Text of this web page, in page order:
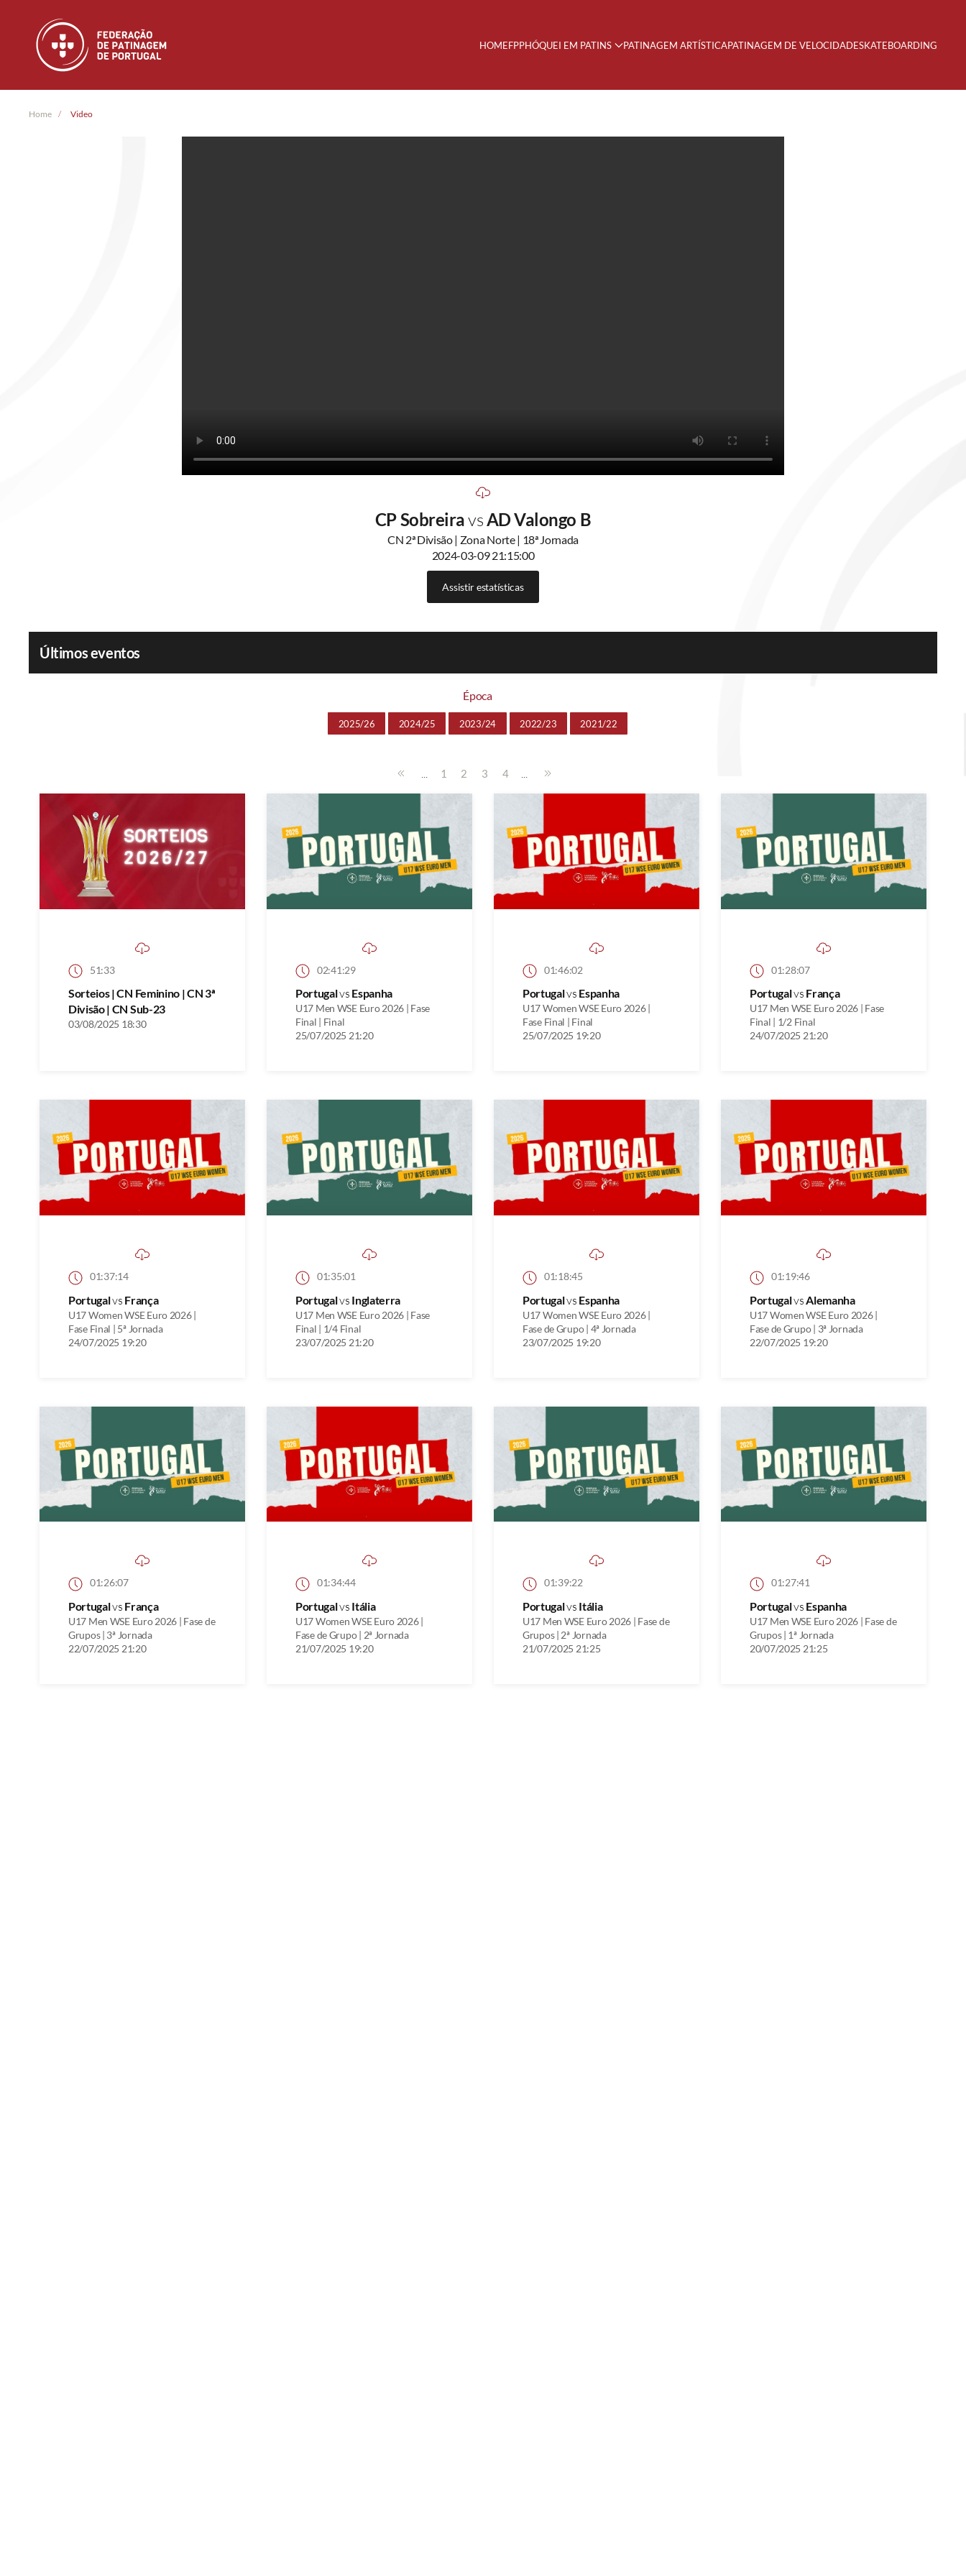
Skip to main content HOMEFPPHÓQUEI EM PATINS PATINAGEM ARTÍSTICAPATINAGEM DE VELOCIDADESKATEBOARDING
Home Video
CP SobreiravsAD Valongo B
CN 2ª Divisão | Zona Norte | 18ª Jornada
2024-03-09 21:15:00
Assistir estatísticas
Últimos eventos
Época
2025/26 2024/25 2023/24 2022/23 2021/22
... 1 2 3 4 ...
51:33
Sorteios | CN Feminino | CN 3ª
Divisão | CN Sub-23
03/08/2025 18:30
02:41:29
Portugalvs Espanha
U17 Men WSE Euro 2026 | Fase
Final | Final
25/07/2025 21:20
01:46:02
Portugalvs Espanha
U17 Women WSE Euro 2026 |
Fase Final | Final
25/07/2025 19:20
01:28:07
Portugalvs França
U17 Men WSE Euro 2026 | Fase
Final | 1/2 Final
24/07/2025 21:20
01:37:14
Portugalvs França
U17 Women WSE Euro 2026 |
Fase Final | 5ª Jornada
24/07/2025 19:20
01:35:01
Portugalvs Inglaterra
U17 Men WSE Euro 2026 | Fase
Final | 1/4 Final
23/07/2025 21:20
01:18:45
Portugalvs Espanha
U17 Women WSE Euro 2026 |
Fase de Grupo | 4ª Jornada
23/07/2025 19:20
01:19:46
PortugalvsAlemanha
U17 Women WSE Euro 2026 |
Fase de Grupo | 3ª Jornada
22/07/2025 19:20
01:26:07
Portugalvs França
U17 Men WSE Euro 2026 | Fase de
Grupos | 3ª Jornada
22/07/2025 21:20
01:34:44
Portugalvs Itália
U17 Women WSE Euro 2026 |
Fase de Grupo | 2ª Jornada
21/07/2025 19:20
01:39:22
Portugalvs Itália
U17 Men WSE Euro 2026 | Fase de
Grupos | 2ª Jornada
21/07/2025 21:25
01:27:41
Portugalvs Espanha
U17 Men WSE Euro 2026 | Fase de
Grupos | 1ª Jornada
20/07/2025 21:25